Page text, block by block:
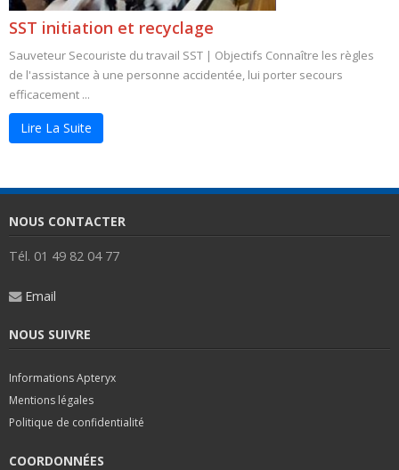
SST initiation et recyclage
Sauveteur Secouriste du travail SST | Objectifs Connaître les règles
de l'assistance à une personne accidentée, lui porter secours
efficacement ...
Lire La Suite
NOUS CONTACTER
Tél. 01 49 82 04 77
Email
NOUS SUIVRE
Informations Apteryx
Mentions légales
Politique de confidentialité
COORDONNÉES